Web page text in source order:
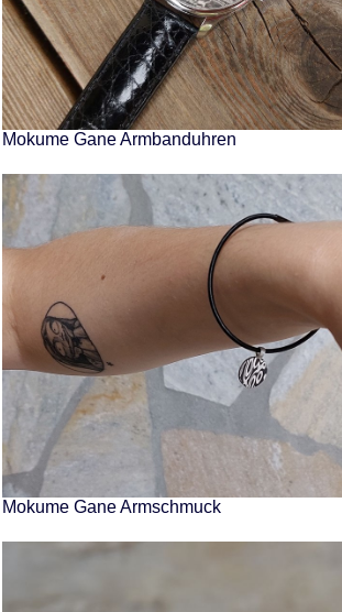
Mokume Gane Armbanduhren
Mokume Gane Armschmuck